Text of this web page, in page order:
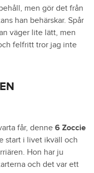
men gör det från
han behärskar. Spår
väger lite lätt, men
felfritt tror jag inte
får, denne 6 Zoccie
start i livet ikväll och
Hon har ju
och det var ett